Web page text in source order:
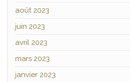
août 2023
juin 2023
avril 2023
mars 2023
janvier 2023